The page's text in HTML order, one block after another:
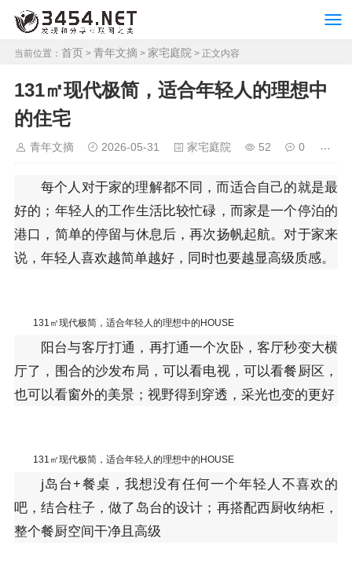
当前位置： 首页 > 青年文摘 > 家宅庭院 > 正文内容
131㎡现代极简，适合年轻人的理想中
的住宅
青年文摘 2026-05-31 家宅庭院 52 0
每个人对于家的理解都不同，而适合自己的就是最
好的；年轻人的工作生活比较忙碌，而家是一个停泊的
港口，简单的停留与休息后，再次扬帆起航。对于家来
说，年轻人喜欢越简单越好，同时也要越显高级质感。
131㎡现代极简，适合年轻人的理想中的HOUSE
阳台与客厅打通，再打通一个次卧，客厅秒变大横
厅了，围合的沙发布局，可以看电视，可以看餐厨区，
也可以看窗外的美景；视野得到穿透，采光也变的更好
131㎡现代极简，适合年轻人的理想中的HOUSE
j岛台+餐桌，我想没有任何一个年轻人不喜欢的
吧，结合柱子，做了岛台的设计；再搭配西厨收纳柜，
整个餐厨空间干净且高级